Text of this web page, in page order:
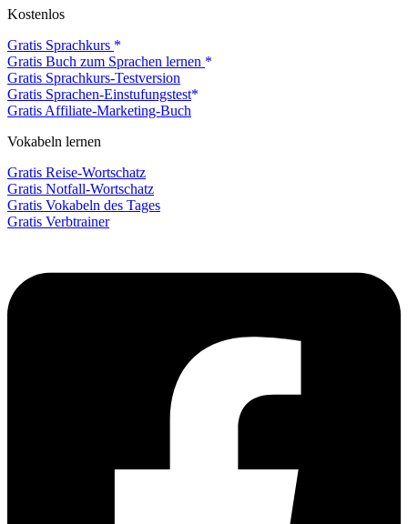
Kostenlos
Gratis Sprachkurs
Gratis Buch zum Sprachen lernen
Gratis Sprachkurs-Testversion
Gratis Sprachen-Einstufungstest
Gratis Affiliate-Marketing-Buch
Vokabeln lernen
Gratis Reise-Wortschatz
Gratis Notfall-Wortschatz
Gratis Vokabeln des Tages
Gratis Verbtrainer